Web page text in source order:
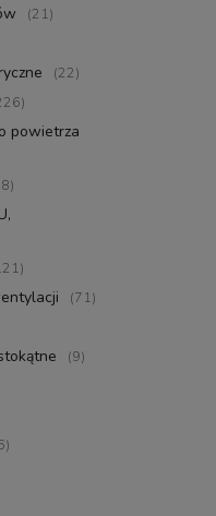
(21)
(22)
powietrza
(71)
(9)